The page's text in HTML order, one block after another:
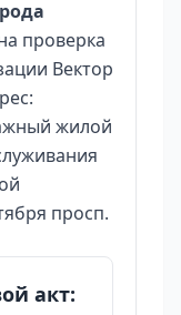
проверка
Вектор
жилой
просп.
акт: